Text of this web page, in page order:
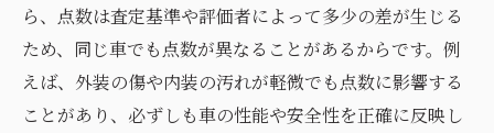
ら、点数は査定基準や評価者によって多少の差が生じる
ため、同じ車でも点数が異なることがあるからです。例
えば、外装の傷や内装の汚れが軽微でも点数に影響する
ことがあり、必ずしも車の性能や安全性を正確に反映し